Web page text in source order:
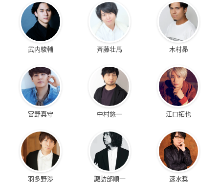
武内駿輔 斉藤壮馬 木村昴
宮野真守 中村悠一 江口拓也
羽多野渉 諏訪部順一 速水奨